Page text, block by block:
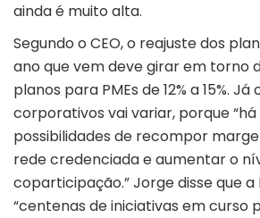
ainda é muito alta.
Segundo o CEO, o reajuste dos
ano que vem deve girar em torno
planos para PMEs de 12% a 15%.
corporativos vai variar, porque
possibilidades de recompor
rede credenciada e aumentar o
coparticipação.” Jorge disse que
“centenas de iniciativas em curso